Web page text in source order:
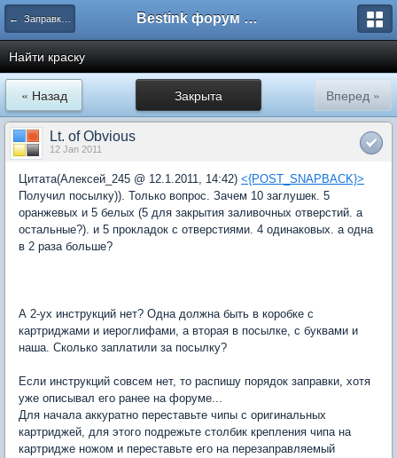
← Заправка принтеров Canon Bestink форум о ремонте принтеров
Найти краску
Закрыта
« Назад Вперед »
Lt. of Obvious
12 Jan 2011
Цитата(Алексей_245 @ 12.1.2011, 14:42) <{POST_SNAPBACK}>
Получил посылку)). Только вопрос. Зачем 10 заглушек. 5
оранжевых и 5 белых (5 для закрытия заливочных отверстий. а
остальные?). и 5 прокладок с отверстиями. 4 одинаковых. а одна
в 2 раза больше?
А 2-ух инструкций нет? Одна должна быть в коробке с
картриджами и иероглифами, а вторая в посылке, с буквами и
наша. Сколько заплатили за посылку?
Если инструкций совсем нет, то распишу порядок заправки, хотя
уже описывал его ранее на форуме...
Для начала аккуратно переставьте чипы с оригинальных
картриджей, для этого подрежьте столбик крепления чипа на
картридже ножом и переставьте его на перезаправляемый